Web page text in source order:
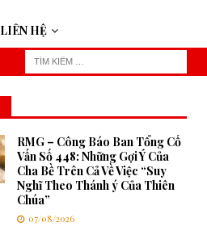
LIÊN HỆ
RMG – Công Báo Ban Tổng Cố
Vấn Số 448: Những Gợi Ý Của
Cha Bề Trên Cả Về Việc “Suy
Nghĩ Theo Thánh ý Của Thiên
Chúa”
07/08/2026